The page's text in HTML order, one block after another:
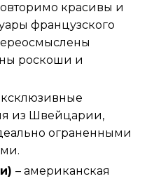
красивы и
французского
роскоши и
из Швейцарии,
ограненными
– американская